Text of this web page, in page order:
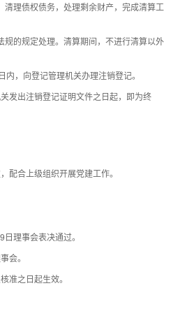
理债权债务，处理剩余财产，完成清算工
规的规定处理。清算期间，不进行清算以外
，向登记管理机关办理注销登记。
发出注销登记证明文件之日起，即为终
配合上级组织开展党建工作。
理事会表决通过。
会。
准之日起生效。